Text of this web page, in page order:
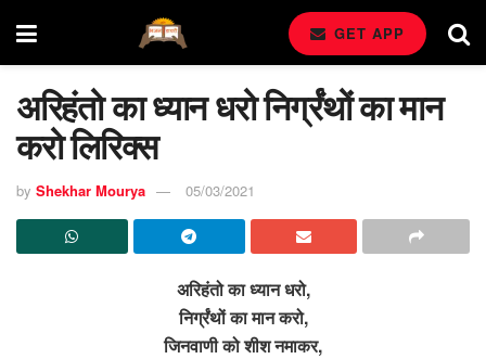
GET APP
अरिहंतो का ध्यान धरो निर्ग्रंथों का मान
करो लिरिक्स
by Shekhar Mourya 05/03/2021
अरिहंतो का ध्यान धरो,
निर्ग्रंथों का मान करो,
जिनवाणी को शीश नमाकर,